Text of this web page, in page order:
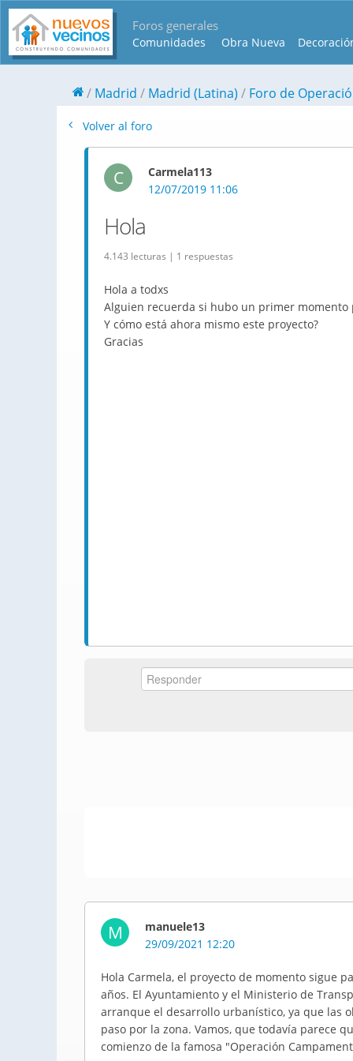
Foros generales
Comunidades Obra Nueva
Madrid Madrid (Latina) Foro de
Volver al foro
C
Carmela113
12/07/2019 11:06
Hola
4.143 lecturas | 1 respuestas
Hola a todxs
Alguien recuerda si hubo un primer momento
Y cómo está ahora mismo este proyecto?
Gracias
M
manuele13
29/09/2021 12:20
Hola Carmela, el proyecto de momento sigue
años. El Ayuntamiento y el Ministerio de
arranque el desarrollo urbanístico, ya que las
paso por la zona. Vamos, que todavía parece
comienzo de la famosa "Operación